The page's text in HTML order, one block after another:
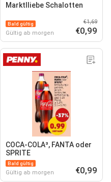
Marktlliebe Schalotten
Bald gültig
Gültig ab morgen
€1,69
€0,99
COCA-COLA³, FANTA oder
SPRITE
Bald gültig
Gültig ab morgen €0,99